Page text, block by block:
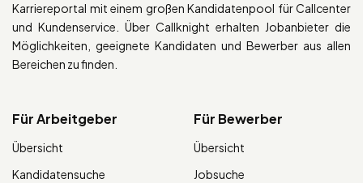
Karriereportal mit einem großen Kandidatenpool für Callcenter
und Kundenservice. Über Callknight erhalten Jobanbieter die
Möglichkeiten, geeignete Kandidaten und Bewerber aus allen
Bereichen zu finden.
Für Arbeitgeber
Übersicht
Kandidatensuche
Für Bewerber
Übersicht
Jobsuche